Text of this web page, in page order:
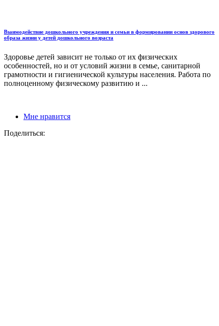
Взаимодействие дошкольного учреждения и семьи в формировании основ здорового
образа жизни у детей дошкольного возраста
Здоровье детей зависит не только от их физических
особенностей, но и от условий жизни в семье, санитарной
грамотности и гигиенической культуры населения. Работа по
полноценному физическому развитию и ...
Мне нравится
Поделиться: